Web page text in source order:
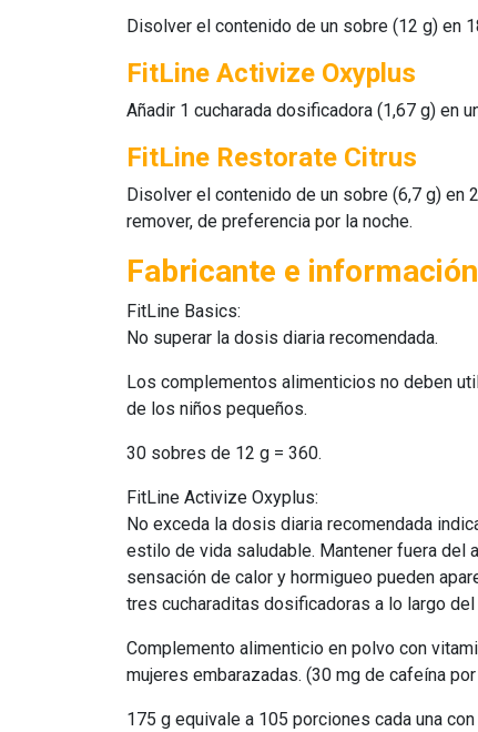
Disolver el contenido de un sobre (12 g) en
FitLine Activize Oxyplus
Añadir 1 cucharada dosificadora (1,67 g) en
FitLine Restorate Citrus
Disolver el contenido de un sobre (6,7 g) en
remover, de preferencia por la noche.
Fabricante e
FitLine Basics:
No superar la dosis diaria recomendada.
Los complementos alimenticios no deben
de los niños pequeños.
30 sobres de 12 g = 360.
FitLine Activize Oxyplus:
No exceda la dosis diaria recomendada
estilo de vida saludable. Mantener fuera del
sensación de calor y hormigueo pueden
tres cucharaditas dosificadoras a lo largo del
Complemento alimenticio en polvo con
mujeres embarazadas. (30 mg de cafeína
175 g equivale a 105 porciones cada una